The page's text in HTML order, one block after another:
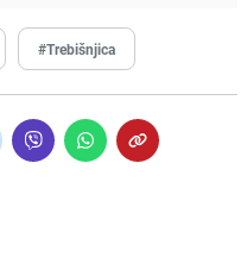
#Trebišnjica